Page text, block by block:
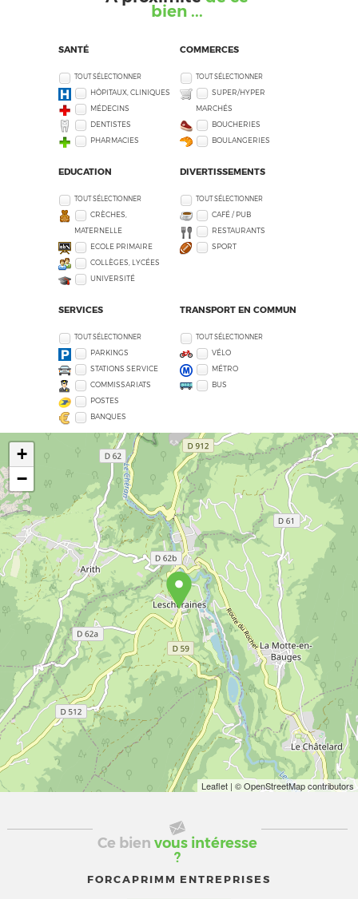
bien ...
SANTÉ
TOUT SÉLECTIONNER
HÔPITAUX, CLINIQUES
MÉDECINS
DENTISTES
PHARMACIES
COMMERCES
TOUT SÉLECTIONNER
SUPER/HYPER
MARCHÉS
BOUCHERIES
BOULANGERIES
EDUCATION
TOUT SÉLECTIONNER
CRÈCHES,
MATERNELLE
ECOLE PRIMAIRE
COLLÈGES, LYCÉES
UNIVERSITÉ
DIVERTISSEMENTS
TOUT SÉLECTIONNER
CAFÉ / PUB
RESTAURANTS
SPORT
SERVICES
TOUT SÉLECTIONNER
PARKINGS
STATIONS SERVICE
COMMISSARIATS
POSTES
BANQUES
TRANSPORT EN COMMUN
TOUT SÉLECTIONNER
VÉLO
MÉTRO
BUS
+
−
Leaflet | © OpenStreetMap contributors
Ce bien vous intéresse
?
FORCAPRIMM ENTREPRISES